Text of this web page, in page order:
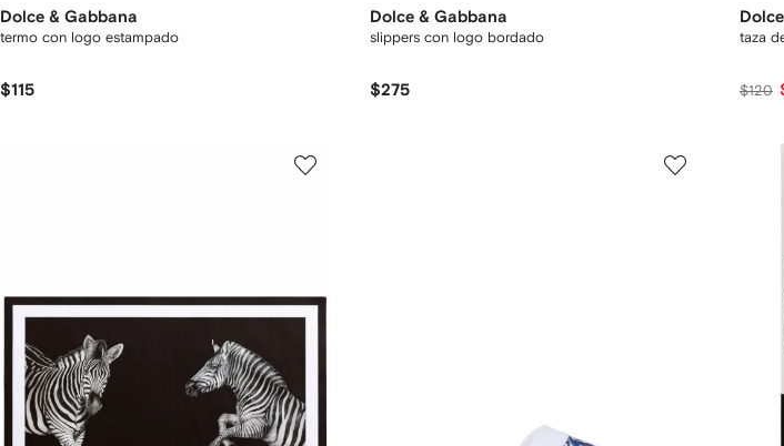
Dolce & Gabbana
termo con logo estampado
$115
Dolce & Gabbana
slippers con logo bordado
$275
taza
$120